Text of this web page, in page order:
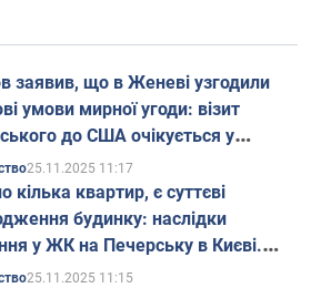
заявив, що в Женеві узгодили
умови мирної угоди: візит
до США очікується у
25.11.2025 11:17
кілька квартир, є суттєві
будинку: наслідки
у ЖК на Печерську в Києві.
25.11.2025 11:15